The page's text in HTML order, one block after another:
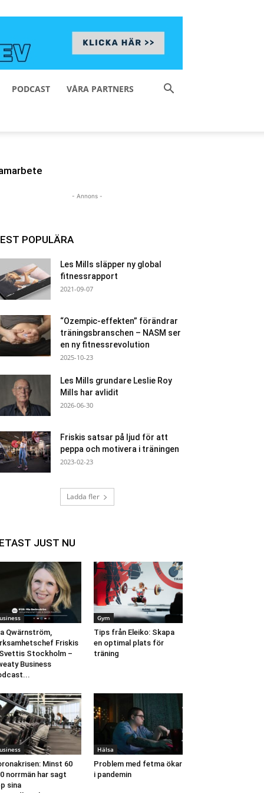
PODCAST VÅRA PARTNERS
- Annons -
POPULÄRA
Les Mills släpper ny global
fitnessrapport
2021-09-07
“Ozempic-effekten” förändrar
träningsbranschen – NASM ser
en ny fitnessrevolution
2025-10-23
Les Mills grundare Leslie Roy
Mills har avlidit
2026-06-30
Friskis satsar på ljud för att
peppa och motivera i träningen
2023-02-23
Ladda fler
JUST NU
Qwärnström,
Friskis
Stockholm –
Business
Gym
Tips från Eleiko: Skapa
en optimal plats för
träning
Minst 60
norrmän har sagt
sina
Hälsa
Problem med fetma ökar
i pandemin